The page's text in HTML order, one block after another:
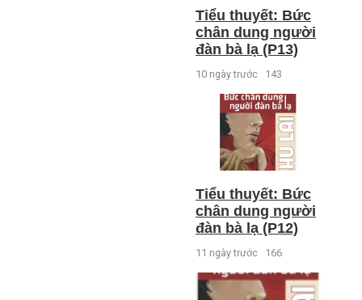
Tiểu thuyết: Bức
chân dung người
đàn bà lạ (P13)
10 ngày trước 143
Tiểu thuyết: Bức
chân dung người
đàn bà lạ (P12)
11 ngày trước 166